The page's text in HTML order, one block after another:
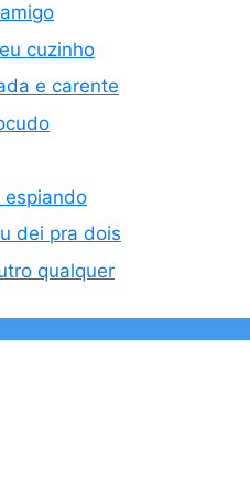
cuzinho
e carente
espiando
dei pra dois
qualquer